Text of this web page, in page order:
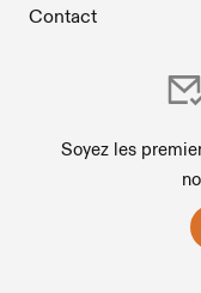
Contact
Soyez les